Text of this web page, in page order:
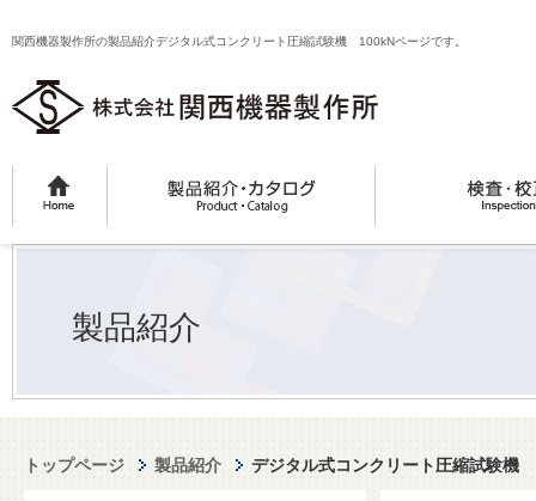
関西機器製作所の製品紹介デジタル式コンクリート圧縮試験機 100kNページです。
製品紹介
トップページ 製品紹介 デジタル式コンクリート圧縮試験機